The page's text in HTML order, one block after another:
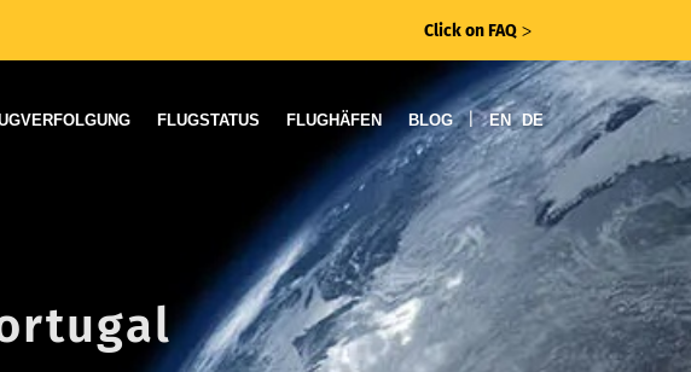
Click on FAQ ᐳ
FLUGSTATUS FLUGHÄFEN BLOG | EN DE